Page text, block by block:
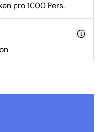
pro 1000 Pers.